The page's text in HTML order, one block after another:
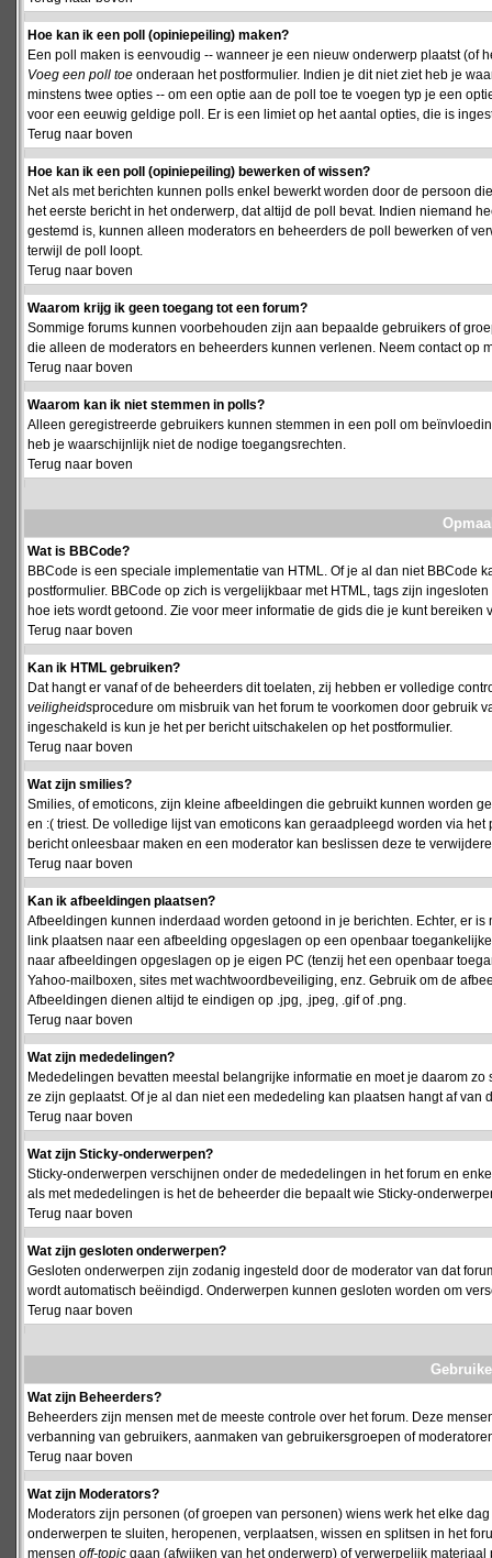
Hoe kan ik een poll (opiniepeiling) maken?
Een poll maken is eenvoudig -- wanneer je een nieuw onderwerp plaatst (of
Voeg een poll toe onderaan het postformulier. Indien je dit niet ziet heb je
minstens twee opties -- om een optie aan de poll toe te voegen typ je een
voor een eeuwig geldige poll. Er is een limiet op het aantal opties, die is
Terug naar boven
Hoe kan ik een poll (opiniepeiling) bewerken of wissen?
Net als met berichten kunnen polls enkel bewerkt worden door de persoon
het eerste bericht in het onderwerp, dat altijd de poll bevat. Indien niemand
gestemd is, kunnen alleen moderators en beheerders de poll bewerken of
terwijl de poll loopt.
Terug naar boven
Waarom krijg ik geen toegang tot een forum?
Sommige forums kunnen voorbehouden zijn aan bepaalde gebruikers of
die alleen de moderators en beheerders kunnen verlenen. Neem contact op
Terug naar boven
Waarom kan ik niet stemmen in polls?
Alleen geregistreerde gebruikers kunnen stemmen in een poll om
heb je waarschijnlijk niet de nodige toegangsrechten.
Terug naar boven
Wat is BBCode?
BBCode is een speciale implementatie van HTML. Of je al dan niet
postformulier. BBCode op zich is vergelijkbaar met HTML, tags zijn
hoe iets wordt getoond. Zie voor meer informatie de gids die je kunt bereiken
Terug naar boven
Kan ik HTML gebruiken?
Dat hangt er vanaf of de beheerders dit toelaten, zij hebben er volledige
veiligheidsprocedure om misbruik van het forum te voorkomen door gebruik
ingeschakeld is kun je het per bericht uitschakelen op het postformulier.
Terug naar boven
Wat zijn smilies?
Smilies, of emoticons, zijn kleine afbeeldingen die gebruikt kunnen worden
en :( triest. De volledige lijst van emoticons kan geraadpleegd worden via
bericht onleesbaar maken en een moderator kan beslissen deze te
Terug naar boven
Kan ik afbeeldingen plaatsen?
Afbeeldingen kunnen inderdaad worden getoond in je berichten. Echter, er
link plaatsen naar een afbeelding opgeslagen op een openbaar
naar afbeeldingen opgeslagen op je eigen PC (tenzij het een openbaar
Yahoo-mailboxen, sites met wachtwoordbeveiliging, enz. Gebruik om de
Afbeeldingen dienen altijd te eindigen op .jpg, .jpeg, .gif of .png.
Terug naar boven
Wat zijn mededelingen?
Mededelingen bevatten meestal belangrijke informatie en moet je daarom
ze zijn geplaatst. Of je al dan niet een mededeling kan plaatsen hangt af
Terug naar boven
Wat zijn Sticky-onderwerpen?
Sticky-onderwerpen verschijnen onder de mededelingen in het forum en
als met mededelingen is het de beheerder die bepaalt wie Sticky-
Terug naar boven
Wat zijn gesloten onderwerpen?
Gesloten onderwerpen zijn zodanig ingesteld door de moderator van dat
wordt automatisch beëindigd. Onderwerpen kunnen gesloten worden om
Terug naar boven
Wat zijn Beheerders?
Beheerders zijn mensen met de meeste controle over het forum. Deze
verbanning van gebruikers, aanmaken van gebruikersgroepen of
Terug naar boven
Wat zijn Moderators?
Moderators zijn personen (of groepen van personen) wiens werk het elke
onderwerpen te sluiten, heropenen, verplaatsen, wissen en splitsen in het
mensen off-topic gaan (afwijken van het onderwerp) of verwerpelijk materiaal